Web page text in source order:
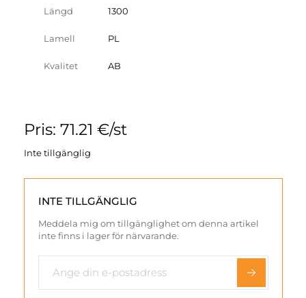
Längd 1300
Lamell PL
Kvalitet AB
Pris: 71.21 €/st
Inte tillgänglig
INTE TILLGÄNGLIG
Meddela mig om tillgänglighet om denna artikel
inte finns i lager för närvarande.